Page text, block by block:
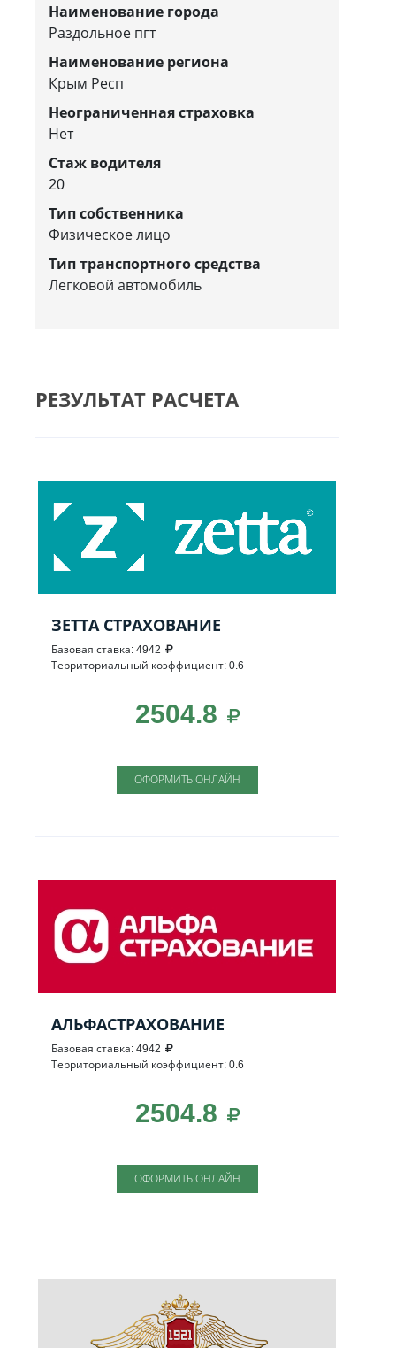
Наименование города
Раздольное пгт
Наименование региона
Крым Респ
Неограниченная страховка
Нет
Стаж водителя
20
Тип собственника
Физическое лицо
Тип транспортного средства
Легковой автомобиль
РЕЗУЛЬТАТ РАСЧЕТА
ЗЕТТА СТРАХОВАНИЕ
Базовая ставка: 4942
Территориальный коэффициент: 0.6
2504.8
ОФОРМИТЬ ОНЛАЙН
АЛЬФАСТРАХОВАНИЕ
Базовая ставка: 4942
Территориальный коэффициент: 0.6
2504.8
ОФОРМИТЬ ОНЛАЙН